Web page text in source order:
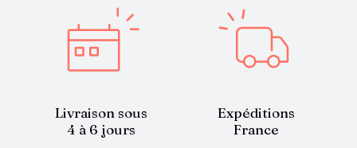
Livraison sous
4 à 6 jours
Expéditions
France